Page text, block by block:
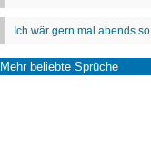
Mehr beliebte Sprüche